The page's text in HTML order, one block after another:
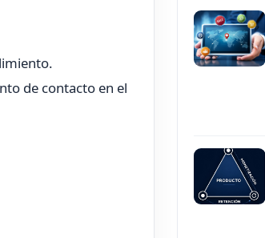
de contacto en el